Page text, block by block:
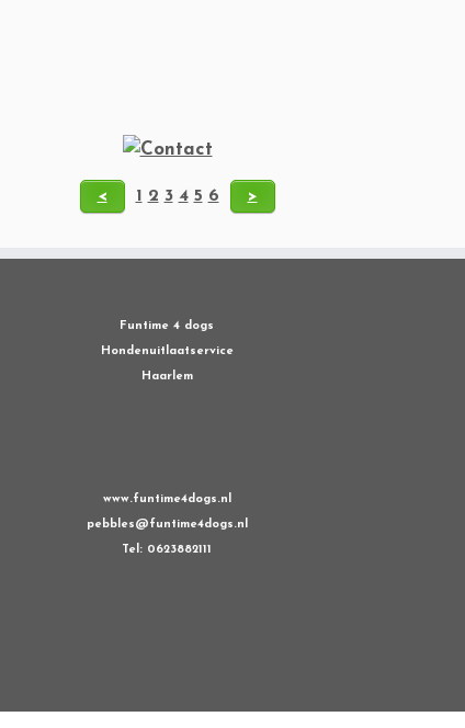
<
1 2 3 4 5 6 >
Funtime 4 dogs
Hondenuitlaatservice
Haarlem
www.funtime4dogs.nl
pebbles@funtime4dogs.nl
Tel: 0623882111